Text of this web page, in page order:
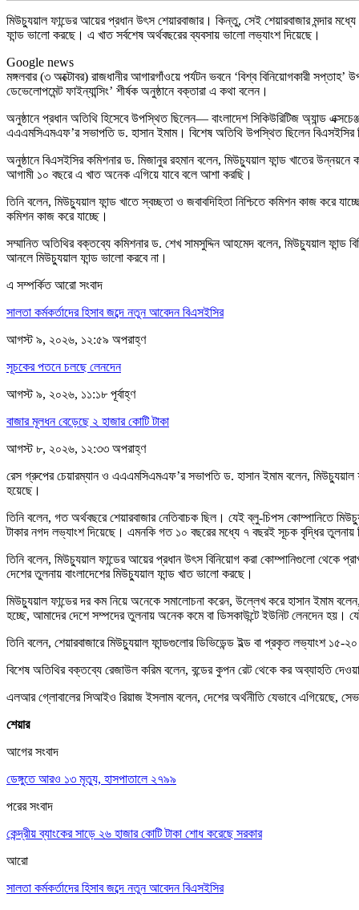
মিউচ্যুয়াল ফান্ডের আয়ের প্রধান উৎস শেয়ারবাজার। কিন্তু, সেই শেয়ারবাজার
ফান্ড ভালো করছে। এ খাত সর্বশেষ অর্থবছরের ব্যবসায় ভালো লভ্যাংশ দিয়েছে।
Google news
মঙ্গলবার (৩ অক্টোবর) রাজধানীর আগারগাঁওয়ে পর্যটন ভবনে ‘বিশ্ব বিনিয়োগকারী
ডেভেলোপমেন্ট ফাইন্যান্সিং’ শীর্ষক অনুষ্ঠানে বক্তারা এ কথা বলেন।
অনুষ্ঠানে প্রধান অতিথি হিসেবে উপস্থিত ছিলেন— বাংলাদেশ সিকিউরিটিজ অ্যান্ড
এএএমসিএমএফ’র সভাপতি ড. হাসান ইমাম। বিশেষ অতিথি উপস্থিত ছিলেন বিএসইসির
অনুষ্ঠানে বিএসইসির কমিশনার ড. মিজানুর রহমান বলেন, মিউচ্যুয়াল ফান্ড খাতের
আগামী ১০ বছরে এ খাত অনেক এগিয়ে যাবে বলে আশা করছি।
তিনি বলেন, মিউচ্যুয়াল ফান্ড খাতে স্বচ্ছতা ও জবাবদিহিতা নিশ্চিতে কমিশন কাজ করে
কমিশন কাজ করে যাচ্ছে।
সম্মানিত অতিথির বক্তব্যে কমিশনার ড. শেখ সামসুদ্দিন আহমেদ বলেন, মিউচ্যুয়াল ফান্ড
আনলে মিউচ্যুয়াল ফান্ড ভালো করবে না।
এ সম্পর্কিত আরো সংবাদ
সালতা কর্মকর্তাদের হিসাব জব্দে নতুন আবেদন বিএসইসির
আগস্ট ৯, ২০২৬, ১২:৫৯ অপরাহ্ণ
সূচকের পতনে চলছে লেনদেন
আগস্ট ৯, ২০২৬, ১১:১৮ পূর্বাহ্ণ
বাজার মূলধন বেড়েছে ২ হাজার কোটি টাকা
আগস্ট ৮, ২০২৬, ১২:৩৩ অপরাহ্ণ
রেস গ্রুপের চেয়ারম্যান ও এএএমসিএমএফ’র সভাপতি ড. হাসান ইমাম বলেন, মিউচ্যুয়াল
হয়েছে।
তিনি বলেন, গত অর্থবছরে শেয়ারবাজার নেতিবাচক ছিল। যেই ব্লু-চিপস কোম্পানিতে
টাকার নগদ লভ্যাংশ দিয়েছে। এমনকি গত ১০ বছরের মধ্যে ৭ বছরই সূচক বৃদ্ধির তুলনায়
তিনি বলেন, মিউচ্যুয়াল ফান্ডের আয়ের প্রধান উৎস বিনিয়োগ করা কোম্পানিগুলো থেকে
দেশের তুলনায় বাংলাদেশের মিউচ্যুয়াল ফান্ড খাত ভালো করছে।
মিউচ্যুয়াল ফান্ডের দর কম নিয়ে অনেকে সমালোচনা করেন, উল্লেখ করে হাসান ইমাম
হচ্ছে, আমাদের দেশে সম্পদের তুলনায় অনেক কমে বা ডিসকাউন্টে ইউনিট লেনদেন হয়।
তিনি বলেন, শেয়ারবাজারে মিউচ্যুয়াল ফান্ডগুলোর ডিভিডেন্ড ইল্ড বা প্রকৃত লভ্যাংশ ১৫-
বিশেষ অতিথির বক্তব্যে রেজাউল করিম বলেন, বন্ডের কুপন রেট থেকে কর অব্যাহতি
এলআর গ্লোবালের সিআইও রিয়াজ ইসলাম বলেন, দেশের অর্থনীতি যেভাবে এগিয়েছে,
শেয়ার
আগের সংবাদ
ডেঙ্গুতে আরও ১৩ মৃত্যু, হাসপাতালে ২৭৯৯
পরের সংবাদ
কেন্দ্রীয় ব্যাংকের সাড়ে ২৬ হাজার কোটি টাকা শোধ করেছে সরকার
আরো
সালতা কর্মকর্তাদের হিসাব জব্দে নতুন আবেদন বিএসইসির